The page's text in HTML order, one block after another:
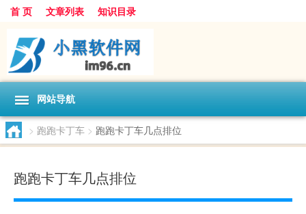
首 页 文章列表 知识目录
网站导航
> 跑跑卡丁车 > 跑跑卡丁车几点排位
跑跑卡丁车几点排位